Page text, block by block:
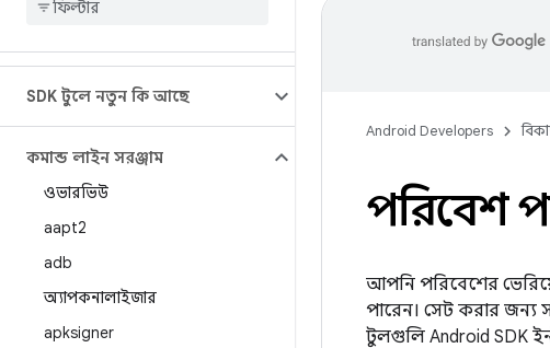
SDK টুলে নতুন কি আছে
কমান্ড লাইন সরঞ্জাম
ওভারভিউ
aapt2
adb
অ্যাপকনালাইজার
apksigner
Android Developers
পরিবেশ
আপনি পরিবেশের
পারেন। সেট করার জন্য
টুলগুলি Android SDK